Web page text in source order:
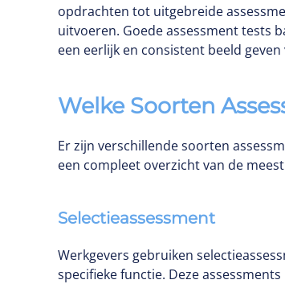
opdrachten tot uitgebreide
uitvoeren. Goede assessment tests
een eerlijk en consistent beeld
Welke Soorten
Er zijn verschillende soorten
een compleet overzicht van de
Selectieassessment
Werkgevers gebruiken
specifieke functie. Deze